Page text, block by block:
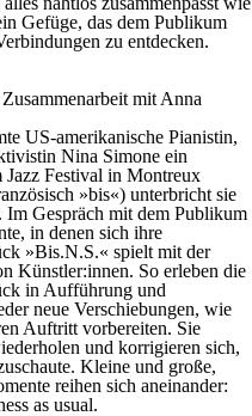
Gefüge, das dem Publikum
zu entdecken.
mit Anna
US-amerikanische Pianistin,
Nina Simone ein
Jazz Festival in Montreux
»bis«) unterbricht sie
Gespräch mit dem Publikum
in denen sich ihre
»Bis.N.S.« spielt mit der
Künstler:innen. So erleben die
in Aufführung und
neue Verschiebungen, wie
Auftritt vorbereiten. Sie
und korrigieren sich,
Kleine und große,
reihen sich aneinander:
as usual.